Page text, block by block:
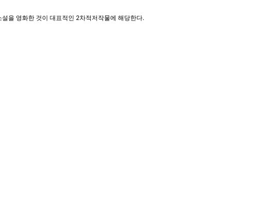
을 영화한 것이 대표적인 2차적저작물에 해당한다.